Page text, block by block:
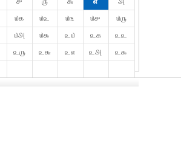
௰௧ ௰௨ ௰௩ ௰௪
௰௫
௰௮ ௰௯ ௨௰ ௨௧
௨௨
௨௫ ௨௬ ௨௭ ௨௮
௨௯